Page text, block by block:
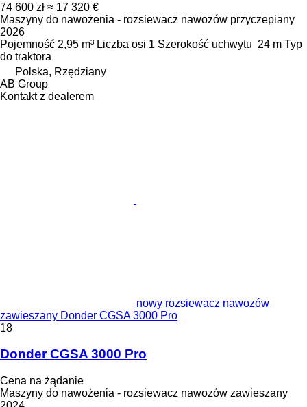
74 600 zł ≈ 17 320 €
Maszyny do nawożenia - rozsiewacz nawozów przyczepiany
2026
Pojemność 2,95 m³ Liczba osi 1 Szerokość uchwytu 24 m Typ
do traktora
Polska, Rzędziany
AB Group
Kontakt z dealerem
nowy rozsiewacz nawozów
zawieszany Donder CGSA 3000 Pro
18
Donder CGSA 3000 Pro
Cena na żądanie
Maszyny do nawożenia - rozsiewacz nawozów zawieszany